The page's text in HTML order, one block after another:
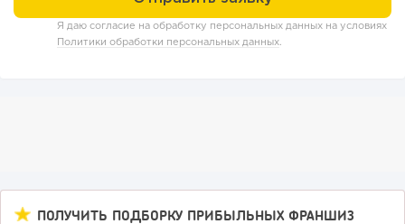
Я даю согласие на обработку персональных данных на условиях
Политики обработки персональных данных
ПОЛУЧИТЬ ПОДБОРКУ ПРИБЫЛЬНЫХ ФРАНШИЗ